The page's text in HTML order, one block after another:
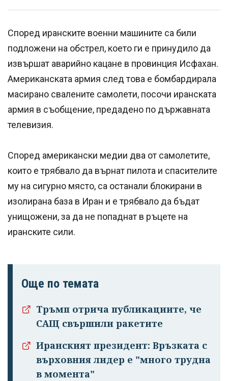
Според иранските военни машините са били
подложени на обстрел, което ги е принудило да
извършат аварийно кацане в провинция Исфахан.
Американската армия след това е бомбардирала
масирано свалените самолети, посочи иранската
армия в съобщение, предадено по държавната
телевизия.
Според американски медии два от самолетите,
които е трябвало да върнат пилота и спасителите
му на сигурно място, са останали блокирани в
изолирана база в Иран и е трябвало да бъдат
унищожени, за да не попаднат в ръцете на
иранските сили.
Още по темата
Тръмп отрича публикациите, че
САЩ свършили ракетите
Иранският президент: Връзката с
върховния лидер е "много трудна
в момента"